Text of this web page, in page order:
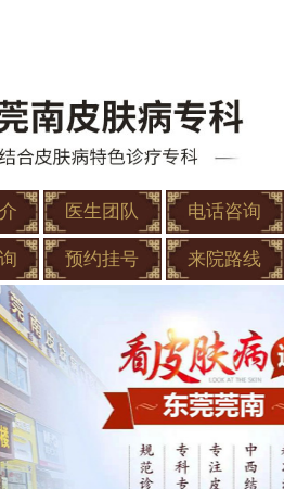
医生团队 电话咨询
预约挂号 来院路线